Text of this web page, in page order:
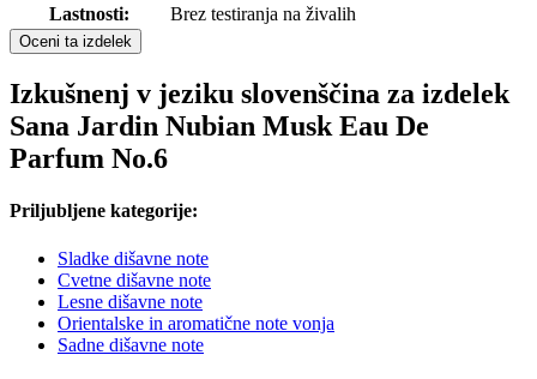
Lastnosti:
Brez testiranja na živalih
Oceni ta izdelek
Izkušnenj v jeziku slovenščina za izdelek
Sana Jardin Nubian Musk Eau De
Parfum No.6
Priljubljene kategorije:
Sladke dišavne note
Cvetne dišavne note
Lesne dišavne note
Orientalske in aromatične note vonja
Sadne dišavne note